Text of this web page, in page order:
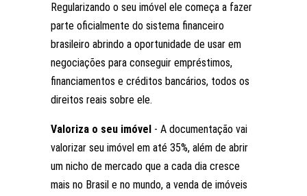
Regularizando o seu imóvel ele começa a fazer
parte oficialmente do sistema financeiro
brasileiro abrindo a oportunidade de usar em
negociações para conseguir empréstimos,
financiamentos e créditos bancários, todos os
direitos reais sobre ele.
Valoriza o seu imóvel - A documentação vai
valorizar seu imóvel em até 35%, além de abrir
um nicho de mercado que a cada dia cresce
mais no Brasil e no mundo, a venda de imóveis